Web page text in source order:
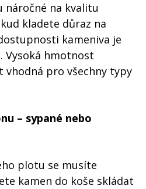
náročné na kvalitu
kladete důraz na
kameniva je
Vysoká hmotnost
vhodná pro všechny typy
– sypané nebo
plotu se musíte
kamen do koše skládat